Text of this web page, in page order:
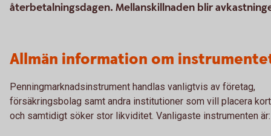
återbetalningsdagen. Mellanskillnaden blir
Allmän information om
Penningmarknadsinstrument handlas vanligtvis av företag,
försäkringsbolag samt andra institutioner som vill placera
och samtidigt söker stor likviditet. Vanligaste instrumenten är: